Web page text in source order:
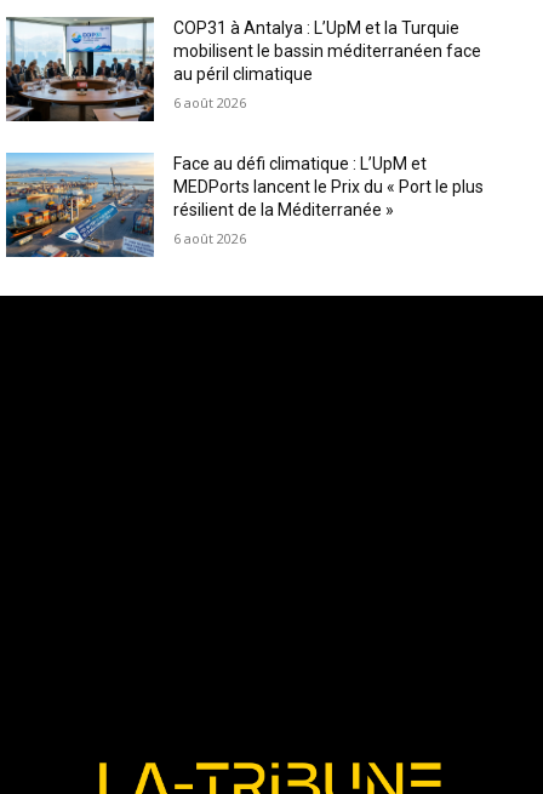
COP31 à Antalya : L’UpM et la Turquie
mobilisent le bassin méditerranéen face
au péril climatique
6 août 2026
Face au défi climatique : L’UpM et
MEDPorts lancent le Prix du « Port le plus
résilient de la Méditerranée »
6 août 2026